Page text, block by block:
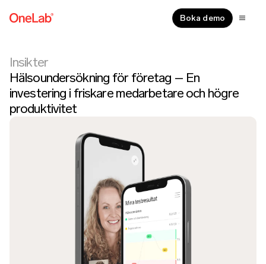
Boka demo
Insikter
Hälsoundersökning för företag – En
investering i friskare medarbetare och högre
produktivitet